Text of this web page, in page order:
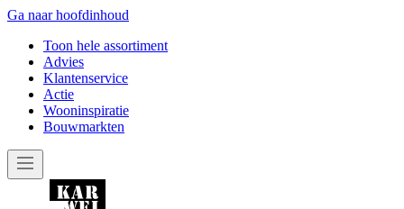
Ga naar hoofdinhoud
Toon hele assortiment
Advies
Klantenservice
Actie
Wooninspiratie
Bouwmarkten